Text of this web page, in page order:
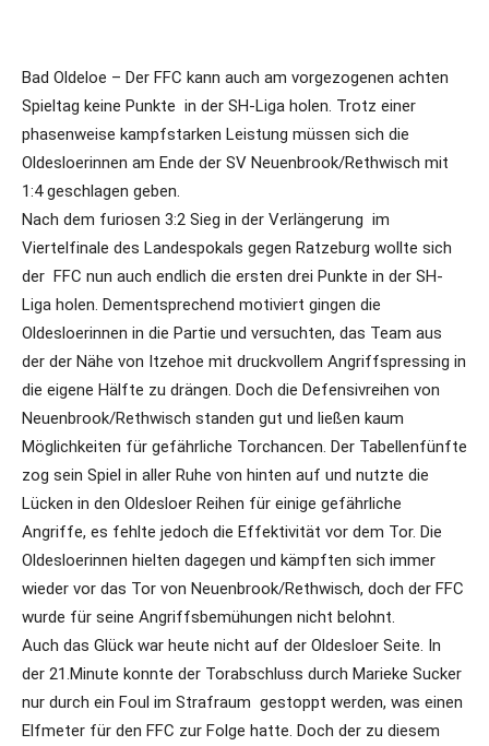
Bad Oldeloe – Der FFC kann auch am vorgezogenen achten
Spieltag keine Punkte in der SH-Liga holen. Trotz einer
phasenweise kampfstarken Leistung müssen sich die
Oldesloerinnen am Ende der SV Neuenbrook/Rethwisch mit
1:4 geschlagen geben.
Nach dem furiosen 3:2 Sieg in der Verlängerung im
Viertelfinale des Landespokals gegen Ratzeburg wollte sich
der FFC nun auch endlich die ersten drei Punkte in der SH-
Liga holen. Dementsprechend motiviert gingen die
Oldesloerinnen in die Partie und versuchten, das Team aus
der der Nähe von Itzehoe mit druckvollem Angriffspressing in
die eigene Hälfte zu drängen. Doch die Defensivreihen von
Neuenbrook/Rethwisch standen gut und ließen kaum
Möglichkeiten für gefährliche Torchancen. Der Tabellenfünfte
zog sein Spiel in aller Ruhe von hinten auf und nutzte die
Lücken in den Oldesloer Reihen für einige gefährliche
Angriffe, es fehlte jedoch die Effektivität vor dem Tor. Die
Oldesloerinnen hielten dagegen und kämpften sich immer
wieder vor das Tor von Neuenbrook/Rethwisch, doch der FFC
wurde für seine Angriffsbemühungen nicht belohnt.
Auch das Glück war heute nicht auf der Oldesloer Seite. In
der 21.Minute konnte der Torabschluss durch Marieke Sucker
nur durch ein Foul im Strafraum gestoppt werden, was einen
Elfmeter für den FFC zur Folge hatte. Doch der zu diesem